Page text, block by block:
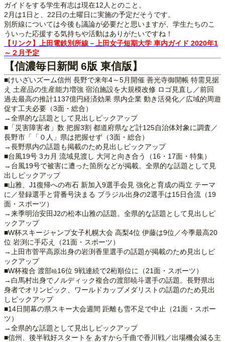
ガイドをする学生有志は現在12人とのこと。
2月は1日と、22日の土曜日に実施の予定だそうです。
別所線については今後も議論が必要だと思いますが、学生たちのこ
ういった応援する気持ちや活動はありがたいですね！
【リンク】上田電鉄別所線－上田女子短期大学 車内ガイド 2020年1
～２月予定
【信濃毎日新聞 6版 東信版】
■けいざいズーム信州 長野で来年4～5月開催 善光寺御開帳 特需見据
え 土産品の生産能力増強 宿泊施設を大規模改修 ロゴ見直し／前回
過去最高の推計1137億円経済効果 県内企業 動き活発化／広域的周遊
促す工夫必要（3面・総合）
→全県的な話題として見出しピックアップ
■「災害障害者」数 把握3割 都道府県など計125自治体対象に調査／
長野市「「０人」県は把握せず（3面・総合）
→長野県内の話題も掲載のため見出しピックアップ
■台風19号 3カ月 流域見渡し 大河と向き合う（16・17面・特集）
→台風19号で被害に遭った箇所などが掲載。全県的な話題として見
出しピックアップ
■山雅、J1復帰への布石 新加入9選手会見 強化と育成の両立 テーマ
に／登録選手と背番号決まる ブラジル出身の2選手は15日合流（19
面・スポーツ）
→来季明治安田J2の松本山雅の話題。全県的な話題として見出しピ
ックアップ
■W杯スキージャンプ女子札幌大会 高梨4位 伊藤は9位／今季最高20
位 岩渕に手応え（21面・スポーツ）
→上田市菅平高原出身の岩渕香里選手の話題が掲載のため見出しピ
ックアップ
■W杯複合 渡部暁16位 9戦連続で2桁順位に（21面・スポーツ）
→白馬村出身でノルディック複合の渡部暁斗選手の話題。長野県出
身者でオリンピック、ワールドカップメダリストの話題のため見出
しピックアップ
■14日開幕の県スキー大会週間 距離も雪不足で中止（21面・スポー
ツ）
→全県的な話題として見出しピックアップ
■信州、後半戦好スタートを あすから千曲で香川戦／出場機会減る主